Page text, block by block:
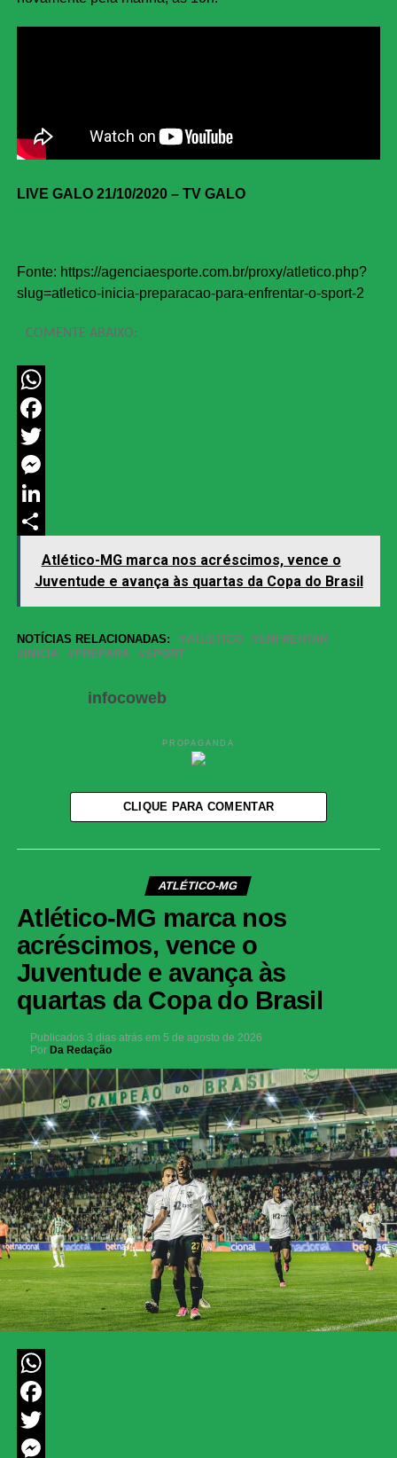
LIVE GALO 21/10/2020 – TV GALO
Fonte: https://agenciaesporte.com.br/proxy/atletico.php?
slug=atletico-inicia-preparacao-para-enfrentar-o-sport-2
COMENTE ABAIXO:
WhatsApp
Facebook
Twitter
Messenger
LinkedIn
Atlético-MG marca nos acréscimos, vence o
Juventude e avança às quartas da Copa do Brasil
NOTÍCIAS RELACIONADAS: ATLETICO
ENFRENTAR
INICIA
PREPARA SPORT
infocoweb
PROPAGANDA
CLIQUE PARA COMENTAR
ATLÉTICO-MG
Atlético-MG marca nos
acréscimos, vence o
Juventude e avança às
quartas da Copa do Brasil
Publicados 3 dias atrás em 5 de agosto de 2026
Por Da Redação
WhatsApp
Facebook
Twitter